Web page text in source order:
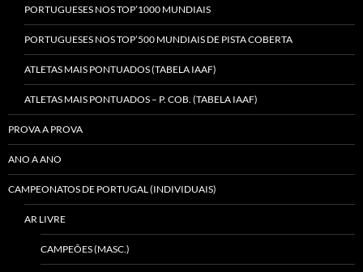
PORTUGUESES NOS TOP’1000 MUNDIAIS
PORTUGUESES NOS TOP’500 MUNDIAIS DE PISTA COBERTA
ATLETAS MAIS PONTUADOS (TABELA IAAF)
ATLETAS MAIS PONTUADOS – P. COB. (TABELA IAAF)
PROVA A PROVA
ANO A ANO
CAMPEONATOS DE PORTUGAL (INDIVIDUAIS)
AR LIVRE
CAMPEÕES (MASC.)